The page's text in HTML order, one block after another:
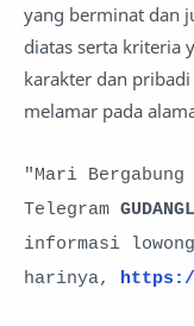
yang berminat dan
diatas serta kriteria
karakter dan
melamar pada
"Mari
Telegram
informasi
harinya,